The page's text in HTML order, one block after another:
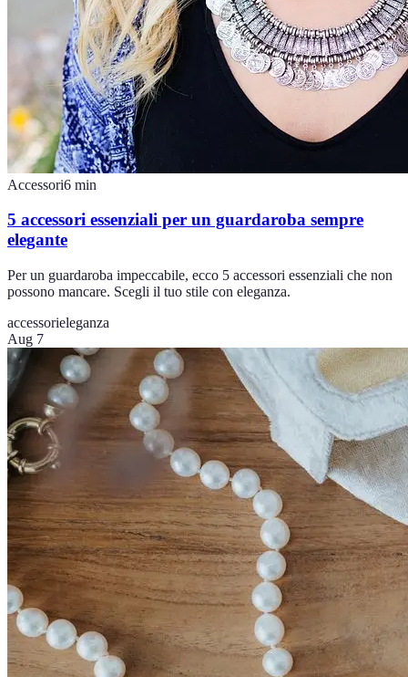
Accessori6 min
5 accessori essenziali per un guardaroba sempre
elegante
Per un guardaroba impeccabile, ecco 5 accessori essenziali che non
possono mancare. Scegli il tuo stile con eleganza.
accessorieleganza
Aug 7